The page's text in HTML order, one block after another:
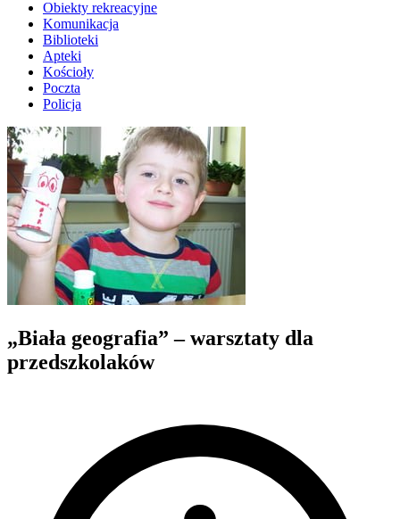
Obiekty rekreacyjne
Komunikacja
Biblioteki
Apteki
Kościoły
Poczta
Policja
„Biała geografia” – warsztaty dla
przedszkolaków